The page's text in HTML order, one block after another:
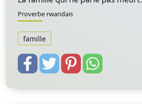
Proverbe rwandais
famille